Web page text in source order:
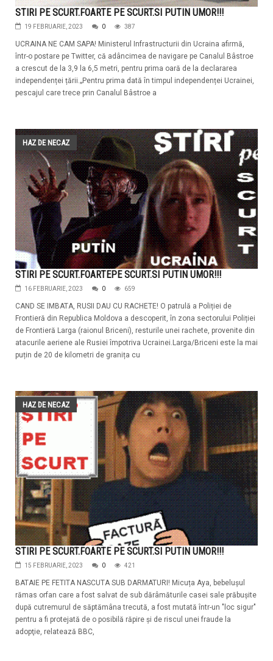
STIRI PE SCURT.FOARTE PE SCURT.SI PUTIN UMOR!!!
19 FEBRUARIE, 2023 0 387
UCRAINA NE CAM SAPA! Ministerul Infrastructurii din Ucraina afirmă,
într-o postare pe Twitter, că adâncimea de navigare pe Canalul Bâstroe
a crescut de la 3,9 la 6,5 metri, pentru prima oară de la declararea
independenței țării.„Pentru prima dată în timpul independenței Ucrainei,
pescajul care trece prin Canalul Bâstroe a
HAZ DE NECAZ
STIRI PE SCURT.FOARTEPE SCURT.SI PUTIN UMOR!!!
16 FEBRUARIE, 2023 0 659
CAND SE IMBATA, RUSII DAU CU RACHETE! O patrulă a Poliției de
Frontieră din Republica Moldova a descoperit, în zona sectorului Poliției
de Frontieră Larga (raionul Briceni), resturile unei rachete, provenite din
atacurile aeriene ale Rusiei împotriva Ucrainei.Larga/Briceni este la mai
puțin de 20 de kilometri de granița cu
HAZ DE NECAZ
STIRI PE SCURT.FOARTE PE SCURT.SI PUTIN UMOR!!!
15 FEBRUARIE, 2023 0 421
BATAIE PE FETITA NASCUTA SUB DARMATURI! Micuța Aya, bebelușul
rămas orfan care a fost salvat de sub dărâmăturile casei sale prăbuşite
după cutremurul de săptămâna trecută, a fost mutată într-un "loc sigur"
pentru a fi protejată de o posibilă răpire şi de riscul unei fraude la
adopţie, relatează BBC,